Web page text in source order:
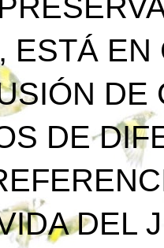
ESTÁ
DE
DE
DEL